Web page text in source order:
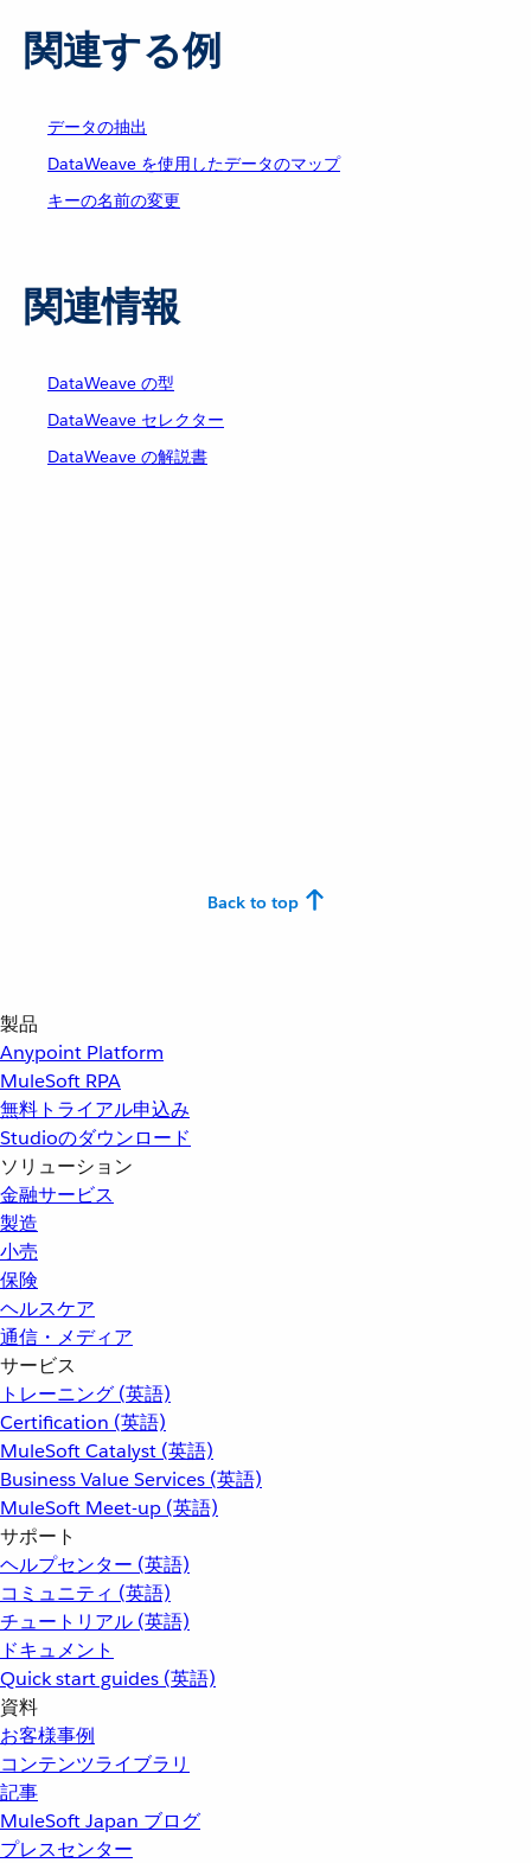
関連する例
データの抽出
DataWeave を使用したデータのマップ
キーの名前の変更
関連情報
DataWeave の型
DataWeave セレクター
DataWeave の解説書
Back to top
製品
Anypoint Platform
MuleSoft RPA
無料トライアル申込み
Studioのダウンロード
ソリューション
金融サービス
製造
小売
保険
ヘルスケア
通信・メディア
サービス
トレーニング (英語)
Certification (英語)
MuleSoft Catalyst (英語)
Business Value Services (英語)
MuleSoft Meet-up (英語)
サポート
ヘルプセンター (英語)
コミュニティ (英語)
チュートリアル (英語)
ドキュメント
Quick start guides (英語)
資料
お客様事例
コンテンツライブラリ
記事
MuleSoft Japan ブログ
プレスセンター